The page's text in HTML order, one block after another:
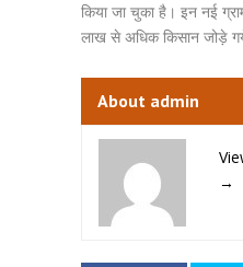
किया जा चुका है। इन नई
लाख से अधिक किसान जोड़े
About admin
→